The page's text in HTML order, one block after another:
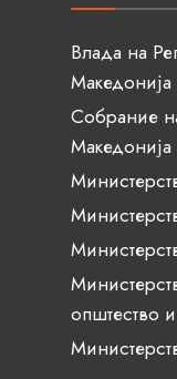
Влада на
Македонија
Собрание
Македонија
општество